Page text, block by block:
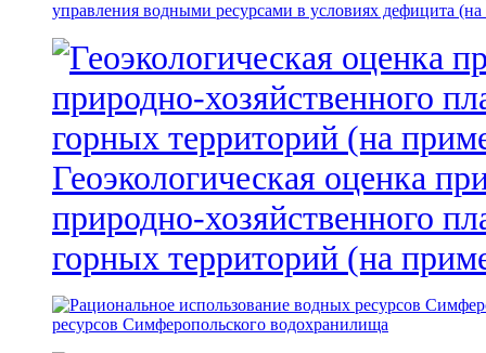
управления водными ресурсами в условиях дефицита
Геоэкологическая оценка
природно-хозяйственного
горных территорий (на
ресурсов Симферопольского водохранилища